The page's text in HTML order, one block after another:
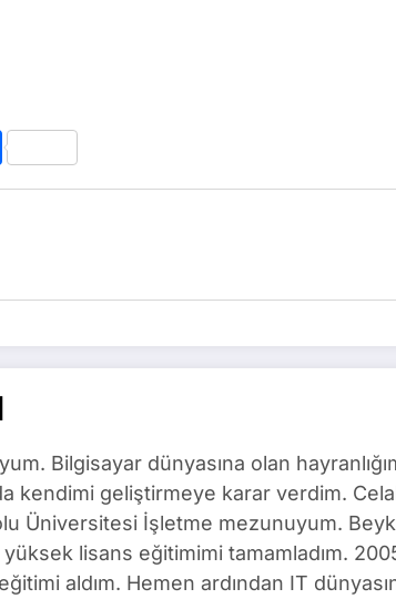
Share
Bilgisayar dünyasına olan
kendimi geliştirmeye karar verdim.
Üniversitesi İşletme mezunuyum.
lisans eğitimimi tamamladım.
aldım. Hemen ardından IT